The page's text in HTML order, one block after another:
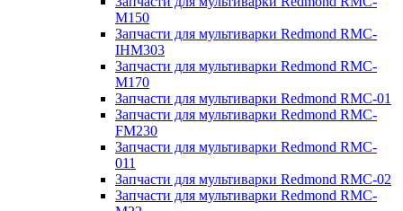
M150
Запчасти для мультиварки Redmond RMC-
IHM303
Запчасти для мультиварки Redmond RMC-
M170
Запчасти для мультиварки Redmond RMC-01
Запчасти для мультиварки Redmond RMC-
FM230
Запчасти для мультиварки Redmond RMC-
011
Запчасти для мультиварки Redmond RMC-02
Запчасти для мультиварки Redmond RMC-